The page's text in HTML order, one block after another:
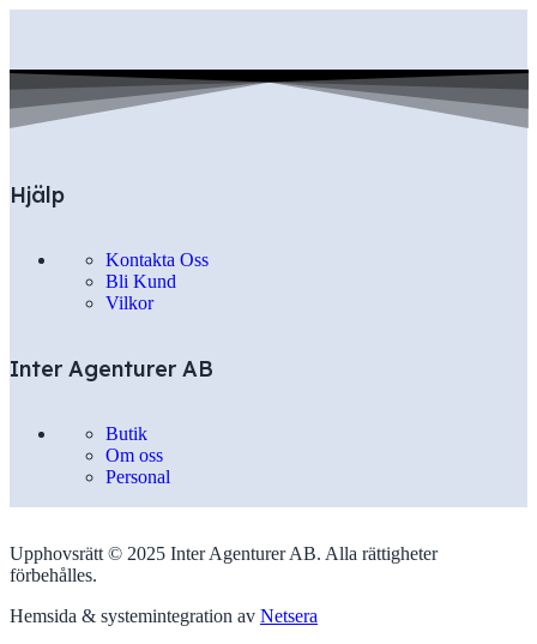
Hjälp
Kontakta Oss
Bli Kund
Vilkor
Inter Agenturer AB
Butik
Om oss
Personal
Upphovsrätt © 2025 Inter Agenturer AB. Alla rättigheter
förbehålles.
Hemsida & systemintegration av Netsera